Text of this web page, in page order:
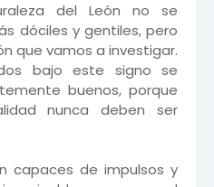
del León no se
dóciles y gentiles, pero
que vamos a investigar.
bajo este signo se
buenos, porque
nunca deben ser
capaces de impulsos y